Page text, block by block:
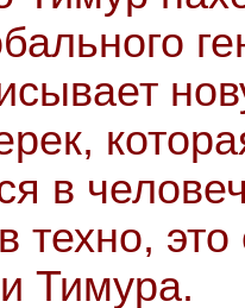
в
техно,
Тимура.